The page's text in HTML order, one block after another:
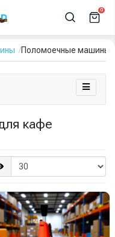
0
Поломоечные машины
кафе